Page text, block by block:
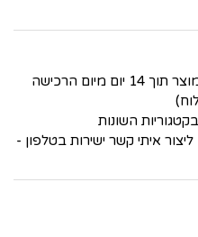
ניתן להחליף כל מוצר ולהחזיר כל מוצר תוך 14 יום מיום הרכישה
השונות
איתי קשר ישירות בטלפון -